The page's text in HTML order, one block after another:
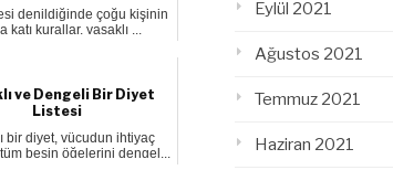
denildiğinde çoğu kişinin
katı kurallar, yasaklı ...
ve Dengeli Bir Diyet
Listesi
bir diyet, vücudun ihtiyaç
besin öğelerini dengel...
Eylül 2021
Ağustos 2021
Temmuz 2021
Haziran 2021